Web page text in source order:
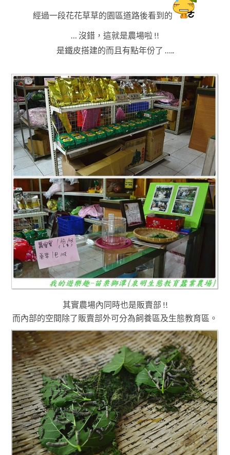
經過一段花花草草的園區道路後看到的
… 沒錯，這就是農場啦 !!
是鐵皮搭建的而且有點年份了 …..
其實農場內同時也是販賣部 !!
而內部的空間除了販賣部外可分為飼養區及生態教育區 。